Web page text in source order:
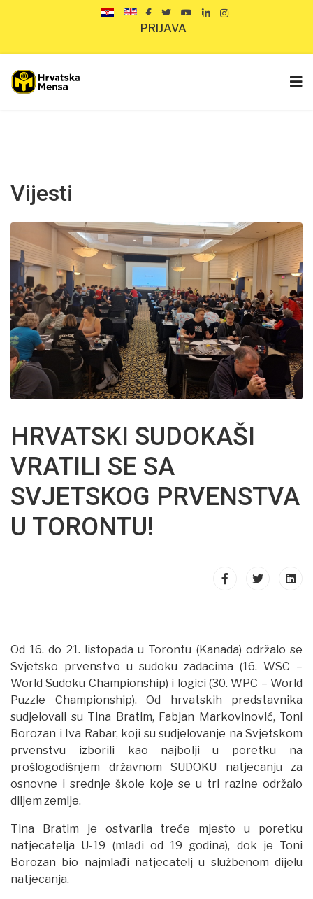
PRIJAVA
Vijesti
HRVATSKI SUDOKAŠI
VRATILI SE SA
SVJETSKOG PRVENSTVA
U TORONTU!
Od 16. do 21. listopada u Torontu (Kanada) održalo se
Svjetsko prvenstvo u sudoku zadacima (16. WSC –
World Sudoku Championship) i logici (30. WPC – World
Puzzle Championship). Od hrvatskih predstavnika
sudjelovali su Tina Bratim, Fabjan Markovinović, Toni
Borozan i Iva Rabar, koji su sudjelovanje na Svjetskom
prvenstvu izborili kao najbolji u poretku na
prošlogodišnjem državnom SUDOKU natjecanju za
osnovne i srednje škole koje se u tri razine održalo
diljem zemlje.
Tina Bratim je ostvarila treće mjesto u poretku
natjecatelja U-19 (mlađi od 19 godina), dok je Toni
Borozan bio najmlađi natjecatelj u službenom dijelu
natjecanja.